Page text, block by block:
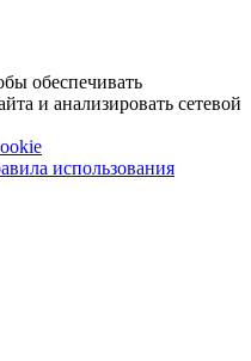
обеспечивать
и анализировать сетевой
использования